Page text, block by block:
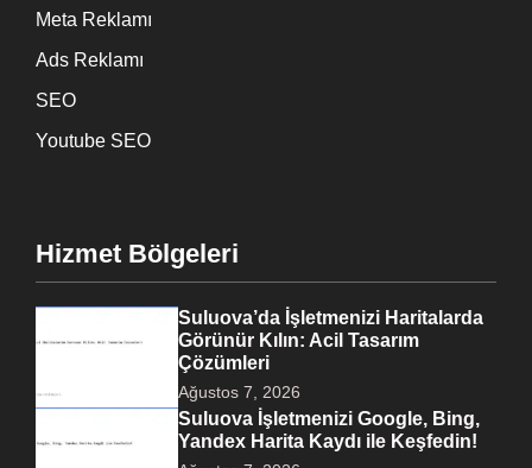
Meta Reklamı
Ads Reklamı
SEO
Youtube SEO
Hizmet Bölgeleri
Suluova’da İşletmenizi Haritalarda
Görünür Kılın: Acil Tasarım
Çözümleri
Ağustos 7, 2026
Suluova İşletmenizi Google, Bing,
Yandex Harita Kaydı ile Keşfedin!